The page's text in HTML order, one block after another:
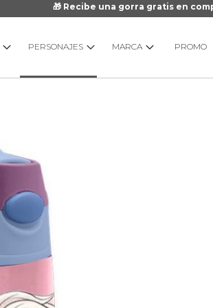
🎁 Recibe una gorra gratis en
PERSONAJES MARCA PROMO